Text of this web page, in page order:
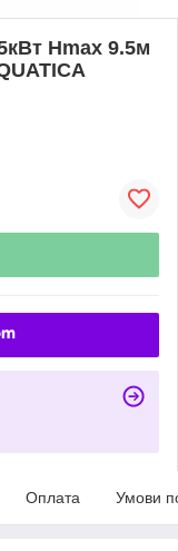
Hmax 9.5м
Оплата Умови